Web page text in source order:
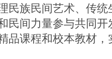
民族民间艺术、传
民间力量参与共同
品课程和校本教材